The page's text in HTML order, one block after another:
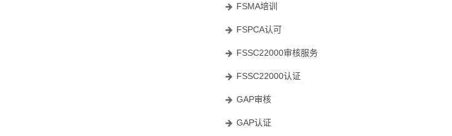
FSMA培训
FSPCA认可
FSSC22000审核服务
FSSC22000认证
GAP审核
GAP认证